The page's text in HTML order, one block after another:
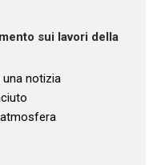
sui lavori della
una notizia